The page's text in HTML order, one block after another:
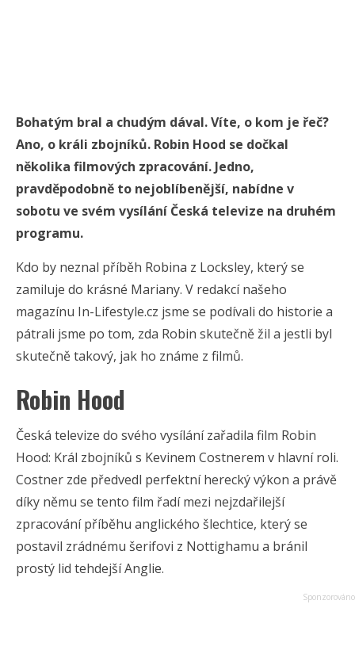
Bohatým bral a chudým dával. Víte, o kom je řeč?
Ano, o králi zbojníků. Robin Hood se dočkal
několika filmových zpracování. Jedno,
pravděpodobně to nejoblíbenější, nabídne v
sobotu ve svém vysílání Česká televize na druhém
programu.
Kdo by neznal příběh Robina z Locksley, který se
zamiluje do krásné Mariany. V redakcí našeho
magazínu In-Lifestyle.cz jsme se podívali do historie a
pátrali jsme po tom, zda Robin skutečně žil a jestli byl
skutečně takový, jak ho známe z filmů.
Robin Hood
Česká televize do svého vysílání zařadila film Robin
Hood: Král zbojníků s Kevinem Costnerem v hlavní roli.
Costner zde předvedl perfektní herecký výkon a právě
díky němu se tento film řadí mezi nejzdařilejší
zpracování příběhu anglického šlechtice, který se
postavil zrádnému šerifovi z Nottighamu a bránil
prostý lid tehdejší Anglie.